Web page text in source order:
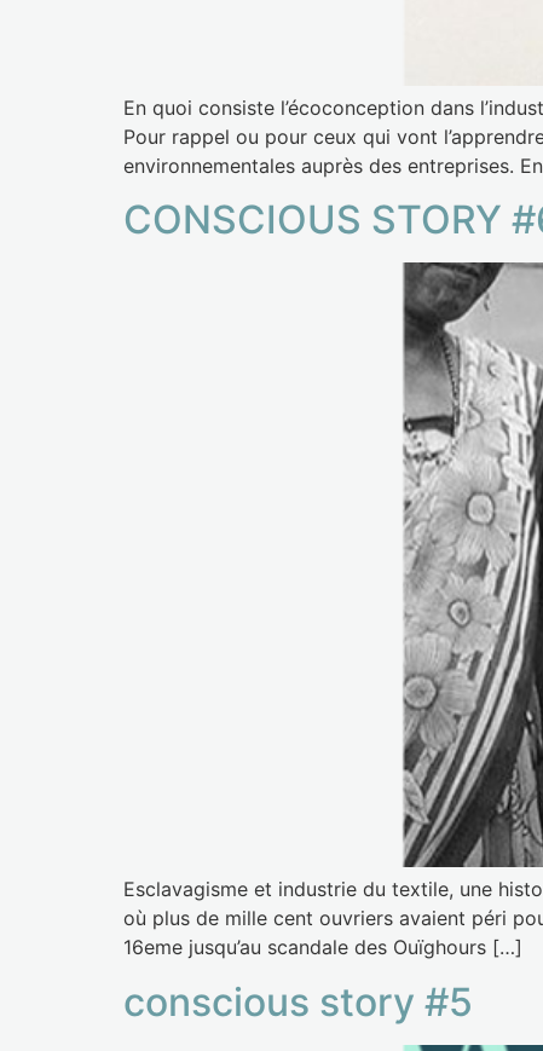
En quoi consiste l’écoconception dans
Pour rappel ou pour ceux qui vont
environnementales auprès des entreprises.
CONSCIOUS STORY
Esclavagisme et industrie du textile, une
où plus de mille cent ouvriers avaient péri
16eme jusqu’au scandale des Ouïghours […]
conscious story #5